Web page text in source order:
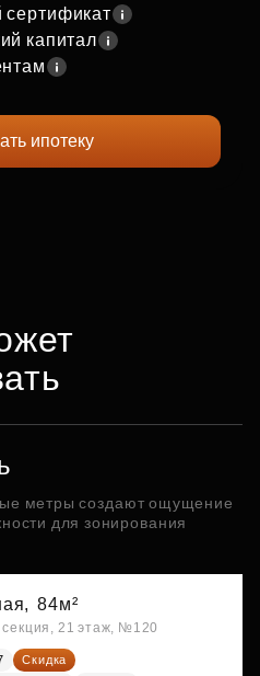
капитал
ипотеку
метры создают ощущение
для зонирования
84м²
секция, 21 этаж, №120
Скидка